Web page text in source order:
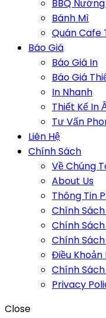
BBQ Nướng
Bánh Mì
Quán Cafe
Báo Giá
Báo Giá In
Báo Giá
In Nhanh
Thiết Kế In
Tư Vấn
Liên Hệ
Chính Sách
Về Chúng
About Us
Thông Tin
Chính
Chính
Chính
Điều Khoản
Chính
Privacy
Close